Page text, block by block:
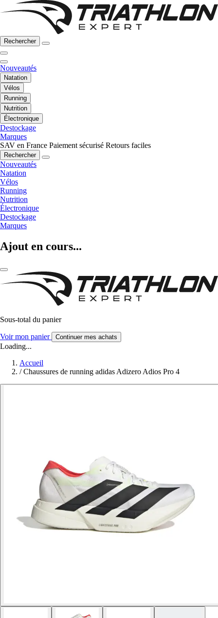
Rechercher
Nouveautés
Natation
Vélos
Running
Nutrition
Électronique
Destockage
Marques
SAV en France Paiement sécurisé Retours faciles
Rechercher
Nouveautés
Natation
Vélos
Running
Nutrition
Électronique
Destockage
Marques
Ajout en cours...
Sous-total du panier
Voir mon panier Continuer mes achats
Loading...
Accueil
/ Chaussures de running adidas Adizero Adios Pro 4